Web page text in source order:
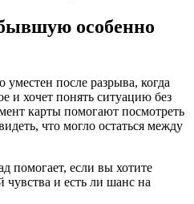
особенно
после разрыва, когда
и хочет понять ситуацию без
карты помогают посмотреть
что могло остаться между
помогает, если вы хотите
чувства и есть ли шанс на